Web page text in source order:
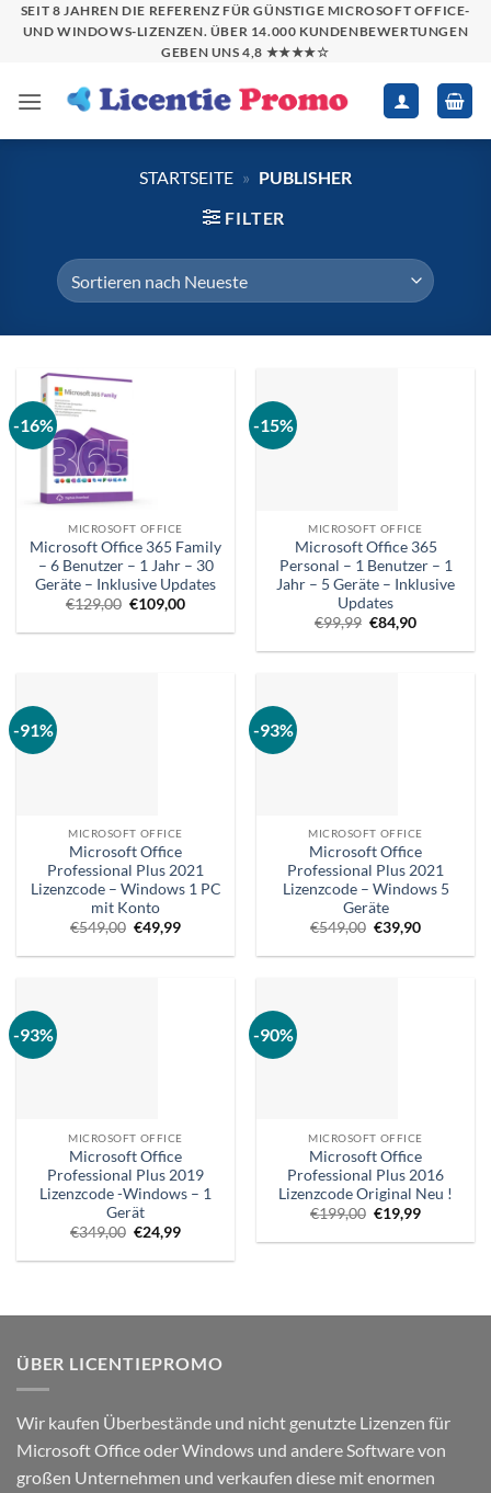
Zum
Inhalt
SEIT 8 JAHREN DIE REFERENZ FÜR GÜNSTIGE MICROSOFT OFFICE-
UND WINDOWS-LIZENZEN. ÜBER 14.000 KUNDENBEWERTUNGEN
GEBEN UNS 4,8 ★★★★☆
STARTSEITE » PUBLISHER
FILTER
-16%
MICROSOFT OFFICE
Microsoft Office 365 Family
– 6 Benutzer – 1 Jahr – 30
Geräte – Inklusive Updates
€129,00 Ursprünglicher
war:
€109,00Aktueller
ist:
-15%
MICROSOFT OFFICE
Microsoft Office 365
Personal – 1 Benutzer – 1
Jahr – 5 Geräte – Inklusive
Updates
€99,99 Ursprünglicher
Preis
war:
€84,90Aktueller
ist:
-91%
MICROSOFT OFFICE
Microsoft Office
Professional Plus 2021
Lizenzcode – Windows 1 PC
mit Konto
€549,00 Ursprünglicher
Preis
war:
€49,99Aktueller
ist:
-93%
MICROSOFT OFFICE
Microsoft Office
Professional Plus 2021
Lizenzcode – Windows 5
Geräte
€549,00 Ursprünglicher
Preis
war:
€39,90Aktueller
ist:
-93%
MICROSOFT OFFICE
Microsoft Office
Professional Plus 2019
Lizenzcode -Windows – 1
Gerät
€349,00 Ursprünglicher
Preis
war:
€24,99Aktueller
ist:
-90%
MICROSOFT OFFICE
Microsoft Office
Professional Plus 2016
Lizenzcode Original Neu !
€199,00 Ursprünglicher
Preis
war:
€19,99Aktueller
ist:
ÜBER LICENTIEPROMO
Wir kaufen Überbestände und nicht genutzte Lizenzen für
Microsoft Office oder Windows und andere Software von
großen Unternehmen und verkaufen diese mit enormen